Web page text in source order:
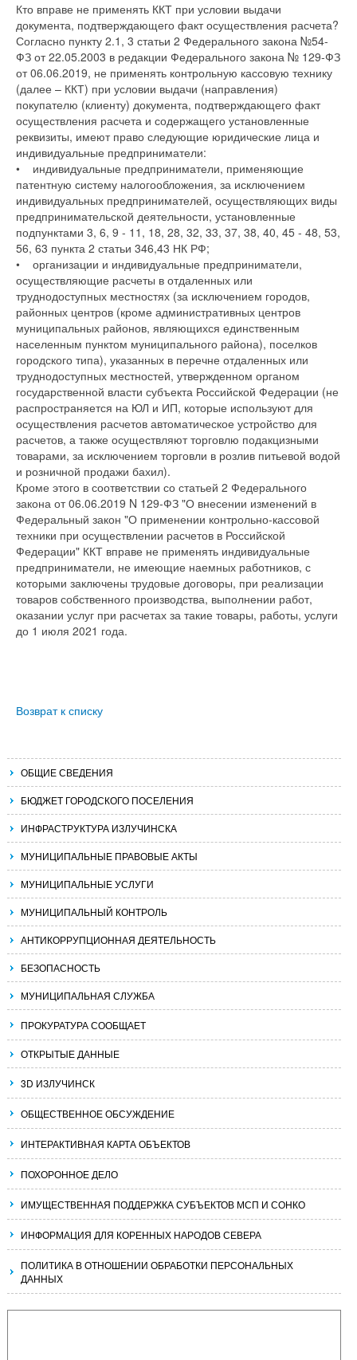
Кто вправе не применять ККТ при условии выдачи
документа, подтверждающего факт осуществления расчета?
Согласно пункту 2.1, 3 статьи 2 Федерального закона №54-
ФЗ от 22.05.2003 в редакции Федерального закона № 129-ФЗ
от 06.06.2019, не применять контрольную кассовую технику
(далее – ККТ) при условии выдачи (направления)
покупателю (клиенту) документа, подтверждающего факт
осуществления расчета и содержащего установленные
реквизиты, имеют право следующие юридические лица и
индивидуальные предприниматели:
• индивидуальные предприниматели, применяющие
патентную систему налогообложения, за исключением
индивидуальных предпринимателей, осуществляющих виды
предпринимательской деятельности, установленные
подпунктами 3, 6, 9 - 11, 18, 28, 32, 33, 37, 38, 40, 45 - 48, 53,
56, 63 пункта 2 статьи 346,43 НК РФ;
• организации и индивидуальные предприниматели,
осуществляющие расчеты в отдаленных или
труднодоступных местностях (за исключением городов,
районных центров (кроме административных центров
муниципальных районов, являющихся единственным
населенным пунктом муниципального района), поселков
городского типа), указанных в перечне отдаленных или
труднодоступных местностей, утвержденном органом
государственной власти субъекта Российской Федерации (не
распространяется на ЮЛ и ИП, которые используют для
осуществления расчетов автоматическое устройство для
расчетов, а также осуществляют торговлю подакцизными
товарами, за исключением торговли в розлив питьевой водой
и розничной продажи бахил).
Кроме этого в соответствии со статьей 2 Федерального
закона от 06.06.2019 N 129-ФЗ "О внесении изменений в
Федеральный закон "О применении контрольно-кассовой
техники при осуществлении расчетов в Российской
Федерации" ККТ вправе не применять индивидуальные
предприниматели, не имеющие наемных работников, с
которыми заключены трудовые договоры, при реализации
товаров собственного производства, выполнении работ,
оказании услуг при расчетах за такие товары, работы, услуги
до 1 июля 2021 года.
Возврат к списку
ОБЩИЕ СВЕДЕНИЯ
БЮДЖЕТ ГОРОДСКОГО ПОСЕЛЕНИЯ
ИНФРАСТРУКТУРА ИЗЛУЧИНСКА
МУНИЦИПАЛЬНЫЕ ПРАВОВЫЕ АКТЫ
МУНИЦИПАЛЬНЫЕ УСЛУГИ
МУНИЦИПАЛЬНЫЙ КОНТРОЛЬ
АНТИКОРРУПЦИОННАЯ ДЕЯТЕЛЬНОСТЬ
БЕЗОПАСНОСТЬ
МУНИЦИПАЛЬНАЯ СЛУЖБА
ПРОКУРАТУРА СООБЩАЕТ
ОТКРЫТЫЕ ДАННЫЕ
3D ИЗЛУЧИНСК
ОБЩЕСТВЕННОЕ ОБСУЖДЕНИЕ
ИНТЕРАКТИВНАЯ КАРТА ОБЪЕКТОВ
ПОХОРОННОЕ ДЕЛО
ИМУЩЕСТВЕННАЯ ПОДДЕРЖКА СУБЪЕКТОВ МСП И СОНКО
ИНФОРМАЦИЯ ДЛЯ КОРЕННЫХ НАРОДОВ СЕВЕРА
ПОЛИТИКА В ОТНОШЕНИИ ОБРАБОТКИ ПЕРСОНАЛЬНЫХ
ДАННЫХ